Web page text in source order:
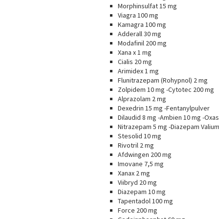
Morphinsulfat 15 mg
Viagra 100 mg
Kamagra 100 mg
Adderall 30 mg
Modafinil 200 mg
Xana x 1 mg
Cialis 20 mg
Arimidex 1 mg
Flunitrazepam (Rohypnol) 2 mg
Zolpidem 10 mg -Cytotec 200 mg
Alprazolam 2 mg
Dexedrin 15 mg -Fentanylpulver
Dilaudid 8 mg -Ambien 10 mg -
Nitrazepam 5 mg -Diazepam
Stesolid 10 mg
Rivotril 2 mg
Afdwingen 200 mg
Imovane 7,5 mg
Xanax 2 mg
Viibryd 20 mg
Diazepam 10 mg
Tapentadol 100 mg
Force 200 mg